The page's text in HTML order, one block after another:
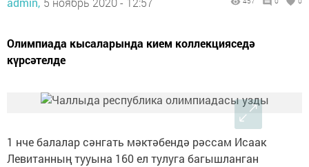
Олимпиада кысаларында кием коллекцияседә
күрсәтелде
1 нче балалар сәнгать мәктәбендә рәссам Исаак
Левитанның тууына 160 ел тулуга багышланган